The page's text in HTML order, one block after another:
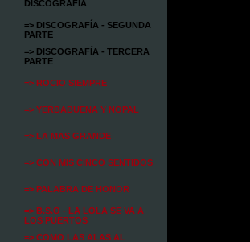
DISCOGRAFÍA
=> DISCOGRAFÍA - SEGUNDA
PARTE
=> DISCOGRAFÍA - TERCERA
PARTE
=> ROCIO SIEMPRE
=> YERBABUENA Y NOPAL
=> LA MAS GRANDE
=> CON MIS CINCO SENTIDOS
=> PALABRA DE HONOR
=> B.S.O - LA LOLA SE VA A
LOS PUERTOS
=> COMO LAS ALAS AL